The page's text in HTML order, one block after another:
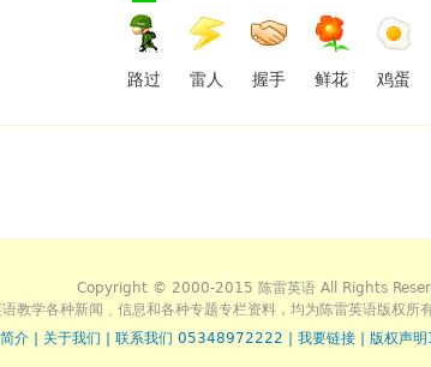
路过 雷人 握手 鲜花 鸡蛋
Copyright © 2000-2015 陈雷英语 All Rights
教学各种新闻﹑信息和各种专题专栏资料，均为陈雷英语版权所
介
关于我们 联系我们 05348972222 我要链接 版权声明